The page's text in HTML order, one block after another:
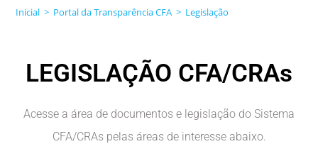
Inicial > Portal da Transparência CFA > Legislação
LEGISLAÇÃO CFA/CRAs
Acesse a área de documentos e legislação do Sistema
CFA/CRAs pelas áreas de interesse abaixo.